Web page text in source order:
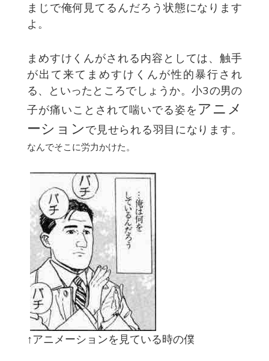
まじで俺何見てるんだろう状態になります
よ。
まめすけくんがされる内容としては、触手
が出て来てまめすけくんが性的暴行され
る、といったところでしょうか。小3の男の
子が痛いことされて喘いでる姿を アニメ
ーションで見せられる羽目になります。
なんでそこに労力かけた。
↑アニメーションを見ている時の僕